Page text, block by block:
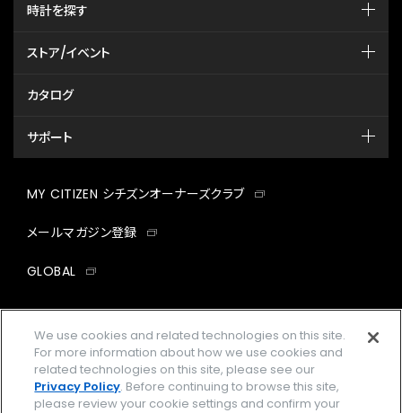
時計を探す
ストア/イベント
カタログ
サポート
MY CITIZEN シチズンオーナーズクラブ
メールマガジン登録
GLOBAL
企業情報 ご利用規約
We use cookies and related technologies on this site.
For more information about how we use cookies and
related technologies on this site, please see our
Privacy Policy. Before continuing to browse this site,
please review your cookie settings and confirm your